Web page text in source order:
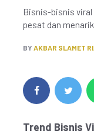
Bisnis-bisnis
pesat dan
BY AKBAR SLAMET
Trend Bisnis